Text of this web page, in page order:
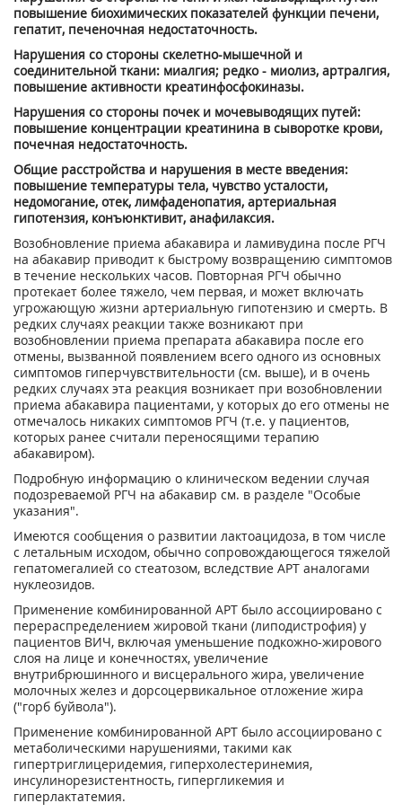
повышение биохимических показателей функции печени,
гепатит, печеночная недостаточность.
Нарушения со стороны скелетно-мышечной и
соединительной ткани: миалгия; редко - миолиз, артралгия,
повышение активности креатинфосфокиназы.
Нарушения со стороны почек и мочевыводящих путей:
повышение концентрации креатинина в сыворотке крови,
почечная недостаточность.
Общие расстройства и нарушения в месте введения:
повышение температуры тела, чувство усталости,
недомогание, отек, лимфаденопатия, артериальная
гипотензия, конъюнктивит, анафилаксия.
Возобновление приема абакавира и ламивудина после РГЧ
на абакавир приводит к быстрому возвращению симптомов
в течение нескольких часов. Повторная РГЧ обычно
протекает более тяжело, чем первая, и может включать
угрожающую жизни артериальную гипотензию и смерть. В
редких случаях реакции также возникают при
возобновлении приема препарата абакавира после его
отмены, вызванной появлением всего одного из основных
симптомов гиперчувствительности (см. выше), и в очень
редких случаях эта реакция возникает при возобновлении
приема абакавира пациентами, у которых до его отмены не
отмечалось никаких симптомов РГЧ (т.е. у пациентов,
которых ранее считали переносящими терапию
абакавиром).
Подробную информацию о клиническом ведении случая
подозреваемой РГЧ на абакавир см. в разделе "Особые
указания".
Имеются сообщения о развитии лактоацидоза, в том числе
с летальным исходом, обычно сопровождающегося тяжелой
гепатомегалией со стеатозом, вследствие APT аналогами
нуклеозидов.
Применение комбинированной APT было ассоциировано с
перераспределением жировой ткани (липодистрофия) у
пациентов ВИЧ, включая уменьшение подкожно-жирового
слоя на лице и конечностях, увеличение
внутрибрюшинного и висцерального жира, увеличение
молочных желез и дорсоцервикальное отложение жира
("горб буйвола").
Применение комбинированной APT было ассоциировано с
метаболическими нарушениями, такими как
гипертриглицеридемия, гиперхолестеринемия,
инсулинорезистентность, гипергликемия и
гиперлактатемия.